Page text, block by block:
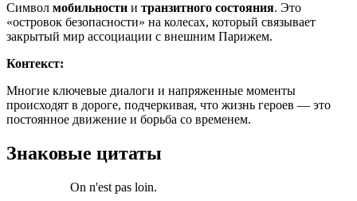
Символ мобильности и транзитного состояния. Это
«островок безопасности» на колесах, который связывает
закрытый мир ассоциации с внешним Парижем.
Контекст:
Многие ключевые диалоги и напряженные моменты
происходят в дороге, подчеркивая, что жизнь героев — это
постоянное движение и борьба со временем.
Знаковые цитаты
On n'est pas loin.